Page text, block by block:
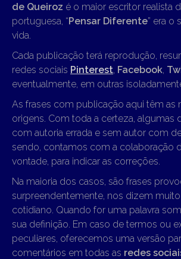
de Queiroz é o maior escritor realista
portuguesa, “Pensar Diferente” era o
vida.
Cada publicação terá reprodução,
redes sociais Pinterest, Facebook,
eventualmente, em outras
As frases com publicação aqui têm as
origens. Com toda a certeza, algumas
com autoria errada e sem autor com
sendo, contamos com a colaboração
vontade, para indicar as correções.
Na maioria dos casos, são frases
surpreendentemente, nos dizem
cotidiano. Quando for uma palavra
sua definição. Em caso de termos ou
peculiares, oferecemos uma versão
comentários em todas as redes